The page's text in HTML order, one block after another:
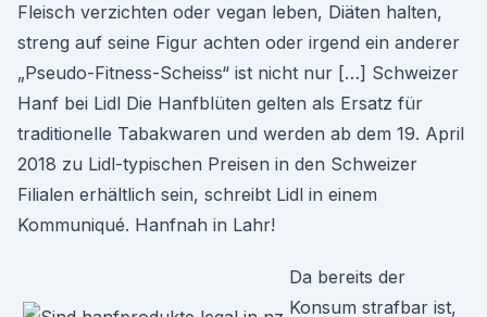
Fleisch verzichten oder vegan leben, Diäten halten,
streng auf seine Figur achten oder irgend ein anderer
„Pseudo-Fitness-Scheiss“ ist nicht nur […] Schweizer
Hanf bei Lidl Die Hanfblüten gelten als Ersatz für
traditionelle Tabakwaren und werden ab dem 19. April
2018 zu Lidl-typischen Preisen in den Schweizer
Filialen erhältlich sein, schreibt Lidl in einem
Kommuniqué. Hanfnah in Lahr!
Da bereits der
Konsum strafbar ist,